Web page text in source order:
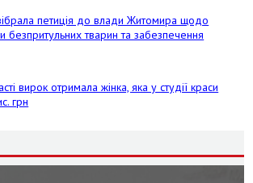
петиція до влади Житомира щодо
тварин та забезпечення
вирок отримала жінка, яка у студії краси
грн